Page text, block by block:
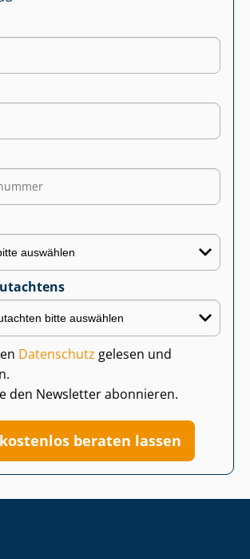
Datenschutz gelesen und
den Newsletter abonnieren.
beraten lassen